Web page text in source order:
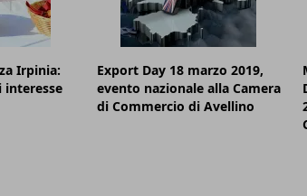
Irpinia:
interesse
Export Day 18 marzo 2019,
evento nazionale alla Camera
di Commercio di Avellino